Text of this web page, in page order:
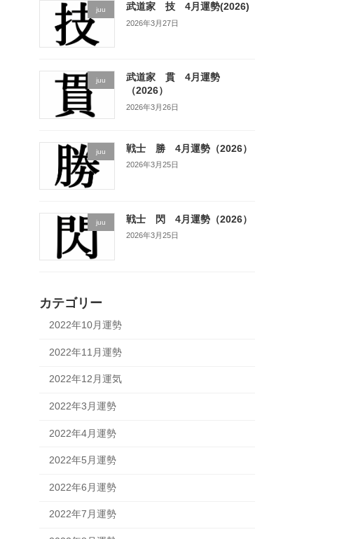
juu 武道家 技 4月運勢(2026)
2026年3月27日
juu
武道家 貫 4月運勢
（2026）
2026年3月26日
juu 戦士 勝 4月運勢（2026）
2026年3月25日
juu 戦士 閃 4月運勢（2026）
2026年3月25日
カテゴリー
2022年10月運勢
2022年11月運勢
2022年12月運気
2022年3月運勢
2022年4月運勢
2022年5月運勢
2022年6月運勢
2022年7月運勢